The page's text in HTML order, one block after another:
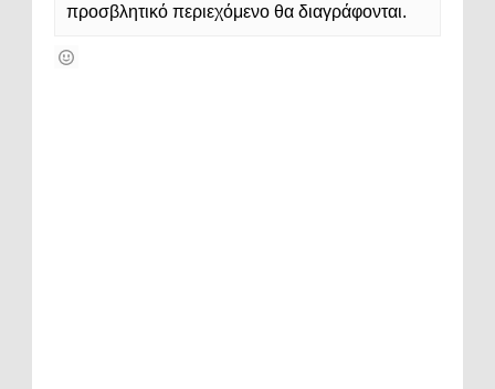
προσβλητικό περιεχόμενο θα διαγράφονται.